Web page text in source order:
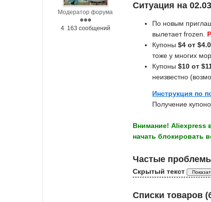
Модератор форума
4 163 сообщений
Ситуация на
По новым
вылетает frozen.
Купоны$4 от
тоже у многих
Купоны$10 от
неизвестно
Инструкция по
Получение
Внимание! Aliexpress
начать блокировать
Частые
Скрытый текст
Списки товаров